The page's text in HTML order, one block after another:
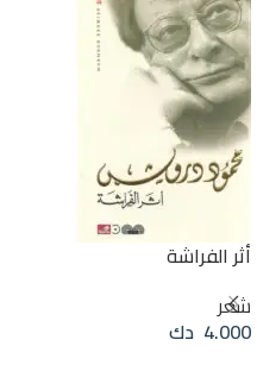
أثر الفراشة
شعر
4.000 دك